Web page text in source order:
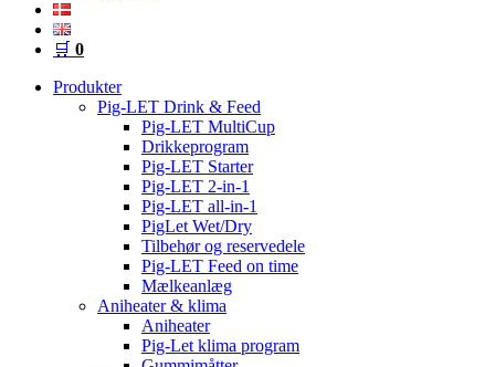
🛒 0
Produkter
Pig-LET Drink & Feed
Pig-LET MultiCup
Drikkeprogram
Pig-LET Starter
Pig-LET 2-in-1
Pig-LET all-in-1
PigLet Wet/Dry
Tilbehør og reservedele
Pig-LET Feed on time
Mælkeanlæg
Aniheater & klima
Aniheater
Pig-Let klima program